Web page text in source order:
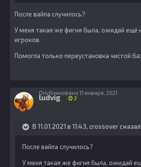
После вайпа случилось?
У меня такая же фигня была, ожидай ещё
игроков.
Помогла только переустановка чистой
ludvig 2
Опубликовано 11 января, 2021
В 11.01.2021 в 11:43, crossoverсказал:
После вайпа случилось?
У меня такая же фигня была, ожидай